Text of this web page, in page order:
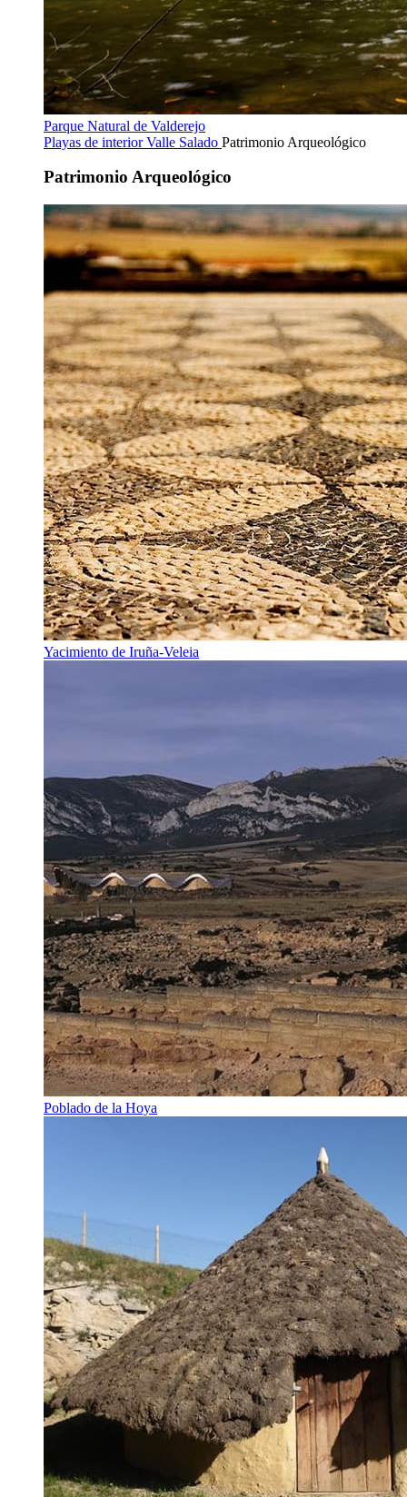
Parque Natural de Valderejo
Playas de interiorValle Salado Patrimonio Arqueológico
Patrimonio Arqueológico
Yacimiento de Iruña-Veleia
Poblado de la Hoya